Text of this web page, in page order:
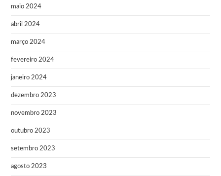
maio 2024
abril 2024
março 2024
fevereiro 2024
janeiro 2024
dezembro 2023
novembro 2023
outubro 2023
setembro 2023
agosto 2023